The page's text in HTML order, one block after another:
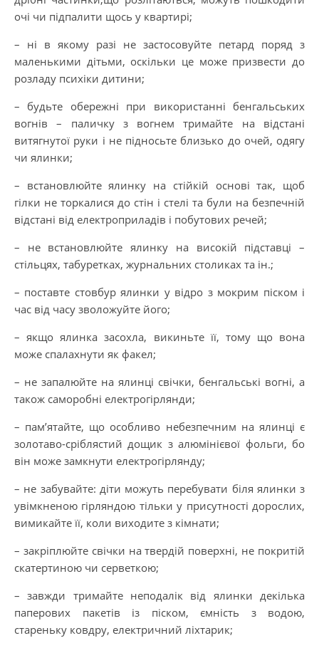
очі чи підпалити щось у квартирі;
– ні в якому разі не застосовуйте петард поряд з
маленькими дітьми, оскільки це може призвести до
розладу психіки дитини;
– будьте обережні при використанні бенгальських
вогнів – паличку з вогнем тримайте на відстані
витягнутої руки і не підносьте близько до очей, одягу
чи ялинки;
– встановлюйте ялинку на стійкій основі так, щоб
гілки не торкалися до стін і стелі та були на безпечній
відстані від електроприладів і побутових речей;
– не встановлюйте ялинку на високій підставці –
стільцях, табуретках, журнальних столиках та ін.;
– поставте стовбур ялинки у відро з мокрим піском і
час від часу зволожуйте його;
– якщо ялинка засохла, викиньте її, тому що вона
може спалахнути як факел;
– не запалюйте на ялинці свічки, бенгальські вогні, а
також саморобні електрогірлянди;
– пам’ятайте, що особливо небезпечним на ялинці є
золотаво-сріблястий дощик з алюмінієвої фольги, бо
він може замкнути електрогірлянду;
– не забувайте: діти можуть перебувати біля ялинки з
увімкненою гірляндою тільки у присутності дорослих,
вимикайте її, коли виходите з кімнати;
– закріплюйте свічки на твердій поверхні, не покритій
скатертиною чи серветкою;
– завжди тримайте неподалік від ялинки декілька
паперових пакетів із піском, ємність з водою,
стареньку ковдру, електричний ліхтарик;